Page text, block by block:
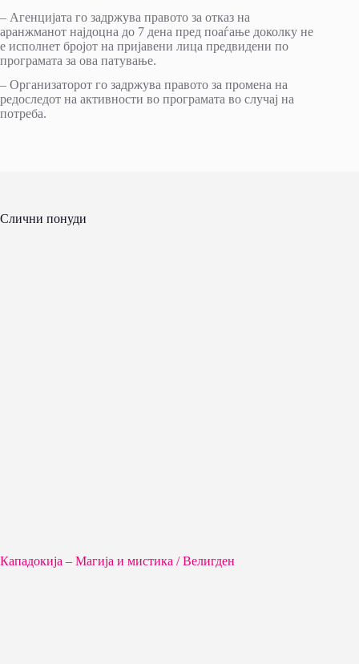
– Агенцијата го задржува правото за отказ на
аранжманот најдоцна до 7 дена пред поаѓање доколку не
е исполнет бројот на пријавени лица предвидени по
програмата за ова патување.
– Организаторот го задржува правото за промена на
редоследот на активности во програмата во случај на
потреба.
Слични понуди
Кападокија – Магија и мистика / Велигден